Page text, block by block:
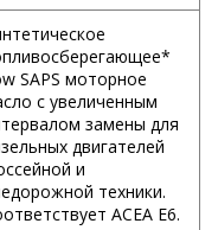
SAPS моторное
с увеличенным
замены для
двигателей
и
техники.
ACEA E6.